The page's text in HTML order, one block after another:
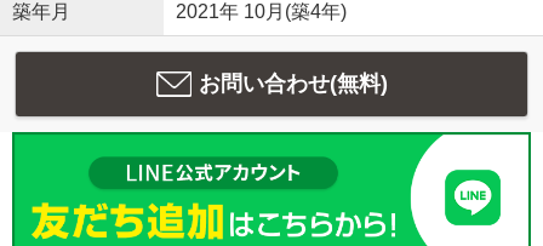
築年月 2021年 10月(築4年)
お問い合わせ(無料)